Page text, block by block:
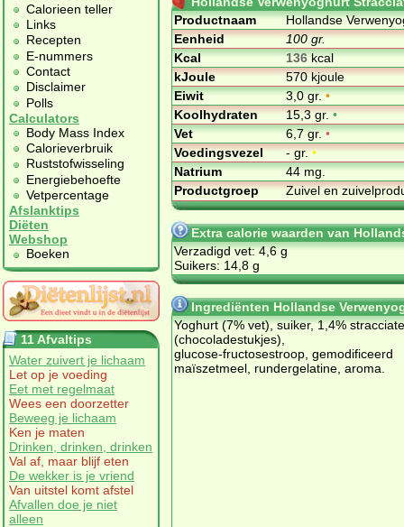
Calorieen teller
Links
Recepten
E-nummers
Contact
Disclaimer
Polls
Calculators
Body Mass Index
Calorieverbruik
Ruststofwisseling
Energiebehoefte
Vetpercentage
Afslanktips
Diëten
Webshop
Boeken
11 Afvaltips
Water zuivert je lichaam
Let op je voeding
Eet met regelmaat
Wees een doorzetter
Beweeg je lichaam
Ken je maten
Drinken, drinken, drinken
Val af, maar blijf eten
De wekker is je vriend
Van uitstel komt afstel
Afvallen doe je niet
alleen
Productnaam
Hollandse
Eenheid
100 gr.
Kcal
136kcal
kJoule
570 kjoule
Eiwit
3,0 gr.•
Koolhydraten
15,3 gr.•
Vet
6,7 gr.•
Voedingsvezel
- gr.•
Natrium
44 mg.
Productgroep
Zuivel en
Extra calorie waarden van
Verzadigd vet: 4,6 g
Suikers: 14,8 g
Ingrediënten Hollandse
Yoghurt (7% vet), suiker, 1,4%
(chocoladestukjes),
glucose‑fructosestroop, gemodificeerd
maïszetmeel, rundergelatine, aroma.